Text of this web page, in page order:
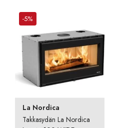
1589,90 €.
-5%
La Nordica
Takkasydän La Nordica